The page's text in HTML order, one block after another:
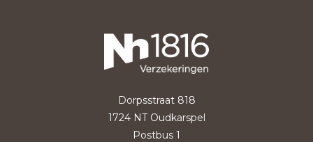
Dorpsstraat 818
1724 NT Oudkarspel
Postbus 1